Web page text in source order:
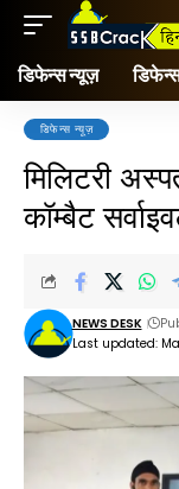
डिफेन्स न्यूज़
डिफेन्स न्यूज़
मिलिटरी
कॉम्बैट
Last updated:
NEWS DESK